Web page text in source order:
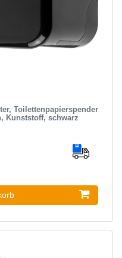
Toilettenpapierspender
Kunststoff, schwarz